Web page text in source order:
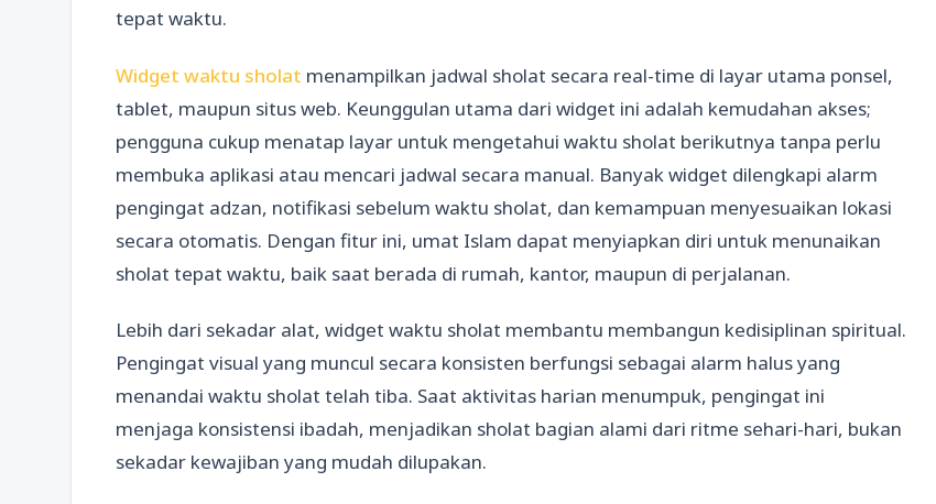
tepat waktu.
Widget waktu sholat menampilkan jadwal sholat secara real-time di layar utama ponsel,
tablet, maupun situs web. Keunggulan utama dari widget ini adalah kemudahan akses;
pengguna cukup menatap layar untuk mengetahui waktu sholat berikutnya tanpa perlu
membuka aplikasi atau mencari jadwal secara manual. Banyak widget dilengkapi alarm
pengingat adzan, notifikasi sebelum waktu sholat, dan kemampuan menyesuaikan lokasi
secara otomatis. Dengan fitur ini, umat Islam dapat menyiapkan diri untuk menunaikan
sholat tepat waktu, baik saat berada di rumah, kantor, maupun di perjalanan.
Lebih dari sekadar alat, widget waktu sholat membantu membangun kedisiplinan spiritual.
Pengingat visual yang muncul secara konsisten berfungsi sebagai alarm halus yang
menandai waktu sholat telah tiba. Saat aktivitas harian menumpuk, pengingat ini
menjaga konsistensi ibadah, menjadikan sholat bagian alami dari ritme sehari-hari, bukan
sekadar kewajiban yang mudah dilupakan.